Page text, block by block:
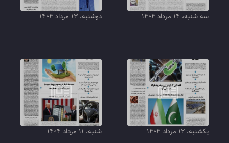
سه شنبه، ۱۴ مرداد ۱۴۰۴ دوشنبه، ۱۳ مرداد ۱۴۰۴
یکشنبه، ۱۲ مرداد ۱۴۰۴ شنبه، ۱۱ مرداد ۱۴۰۴